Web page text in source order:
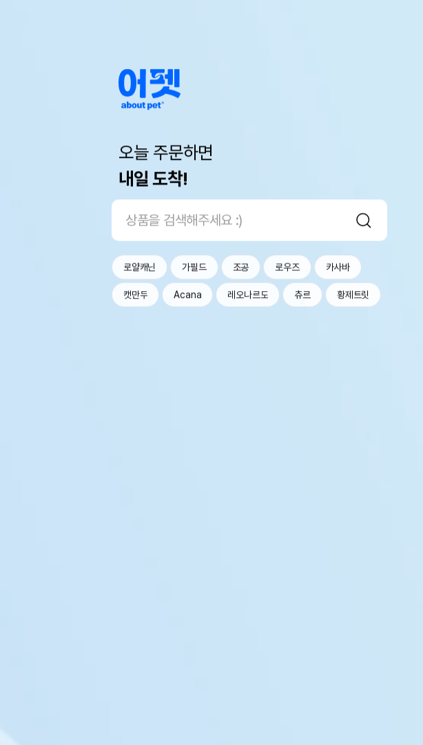
오늘 주문하면
내일 도착!
로얄캐닌 가필드 조공 로우즈 카사바
캣만두 Acana 레오나르도 츄르 황제트릿